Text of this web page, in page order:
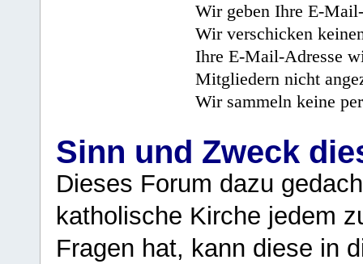
Wir geben Ihre E-
Wir verschicken
Ihre E-Mail-Adresse
Mitgliedern nicht
Wir sammeln keine
Sinn und Zweck
Dieses Forum dazu
katholische Kirche jedem
Fragen hat, kann diese in